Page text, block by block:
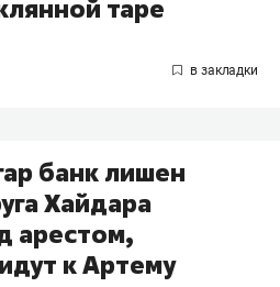
таре
банк лишен
Хайдара
арестом,
к Артему